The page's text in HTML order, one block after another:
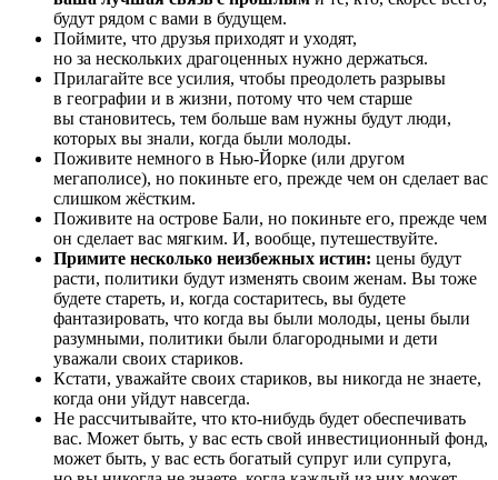
будут рядом с вами в будущем.
Поймите, что друзья приходят и уходят,
но за нескольких драгоценных нужно держаться.
Прилагайте все усилия, чтобы преодолеть разрывы
в географии и в жизни, потому что чем старше
вы становитесь, тем больше вам нужны будут люди,
которых вы знали, когда были молоды.
Поживите немного в Нью-Йорке (или другом
мегаполисе), но покиньте его, прежде чем он сделает вас
слишком жёстким.
Поживите на острове Бали, но покиньте его, прежде чем
он сделает вас мягким. И, вообще, путешествуйте.
Примите несколько неизбежных истин: цены будут
расти, политики будут изменять своим женам. Вы тоже
будете стареть, и, когда состаритесь, вы будете
фантазировать, что когда вы были молоды, цены были
разумными, политики были благородными и дети
уважали своих стариков.
Кстати, уважайте своих стариков, вы никогда не знаете,
когда они уйдут навсегда.
Не рассчитывайте, что кто-нибудь будет обеспечивать
вас. Может быть, у вас есть свой инвестиционный фонд,
может быть, у вас есть богатый супруг или супруга,